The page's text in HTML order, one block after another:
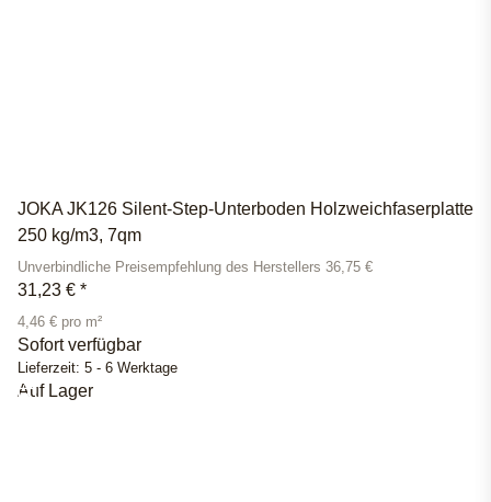
JOKA JK126 Silent-Step-Unterboden Holzweichfaserplatte
250 kg/m3, 7qm
Unverbindliche Preisempfehlung des Herstellers 36,75 €
31,23 € *
4,46 € pro m²
Sofort verfügbar
Lieferzeit: 5 - 6 Werktage
Auf Lager